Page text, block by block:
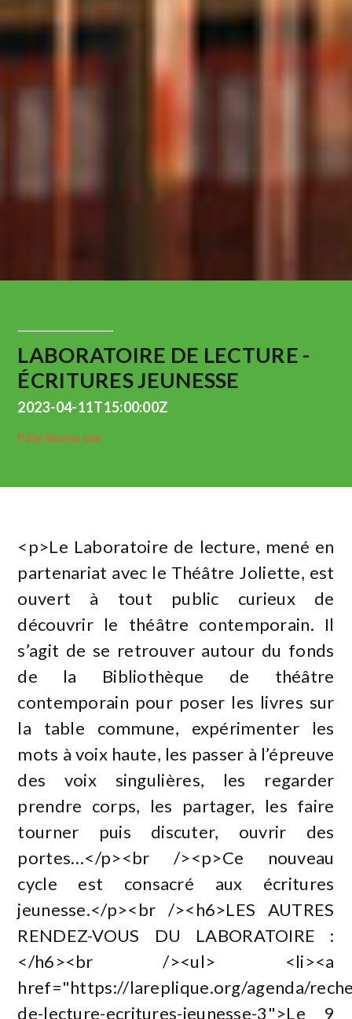
LABORATOIRE DE LECTURE -
ÉCRITURES JEUNESSE
2023-04-11T15:00:00Z
Pôle Recherche
<p>Le Laboratoire de lecture, mené en
partenariat avec le Théâtre Joliette, est
ouvert à tout public curieux de
découvrir le théâtre contemporain. Il
s’agit de se retrouver autour du fonds
de la Bibliothèque de théâtre
contemporain pour poser les livres sur
la table commune, expérimenter les
mots à voix haute, les passer à l’épreuve
des voix singulières, les regarder
prendre corps, les partager, les faire
tourner puis discuter, ouvrir des
portes…</p><br /><p>Ce nouveau
cycle est consacré aux écritures
jeunesse.</p><br /><h6>LES AUTRES
RENDEZ-VOUS DU LABORATOIRE :
</h6><br /><ul> <li><a
href="https://lareplique.org/agenda/
de-lecture-ecritures-jeunesse-3">Le 9